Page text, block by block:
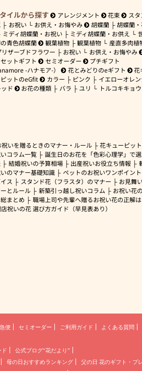
イルから探す アレンジメント 花束
スタ
お祝い お供え・お悔やみ 胡蝶蘭
胡蝶蘭
ミディ胡蝶蘭・お祝い ミディ胡蝶蘭・お供え
青色胡蝶蘭
観葉植物 観葉植物
産直多肉植
リザーブドフラワー
お祝い
お供え・お悔やみ
ットギフト
セミオーダー
プチギフト
-ハナモア-）
花とみどりのeギフト
花
ピットのeGfit
カラー ピンク
イエローオレン
ッド
お花の種類 バラ ユリ トルコキキョウ
祝いを贈るときのマナー・ルール
花キューピッ
コラム一覧
誕生日のお花を「色彩心理学」で
結婚祝いの予算相場 出産祝いお役立ち情報
のマナー基礎知識
ペットのお祝いワンポイン
ス
スタンド花（フラスタ）のマナー
お見舞
とルール
新築引っ越し祝いコラム
お祝い花
まとめ
職場上司や先輩へ贈るお祝い花の正解は
祝いの花 選び方ガイド（早見表あり）
便 セミオーダー ご利用ガイド よくある質問
ド
公式ブログ“花だより”
母の日おすすめランキング
父の日 花のギフト・プ